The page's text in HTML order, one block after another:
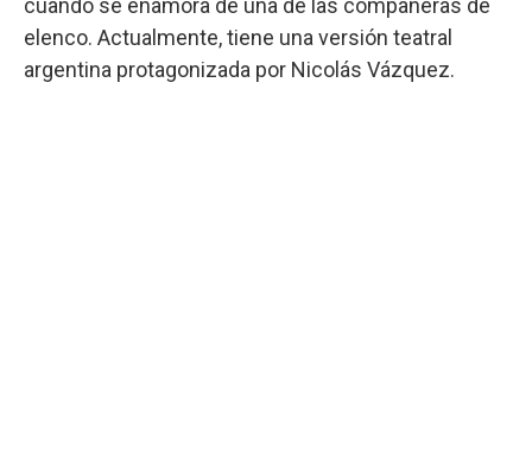
cuando se enamora de una de las compañeras de
elenco. Actualmente, tiene una versión teatral
argentina protagonizada por Nicolás Vázquez.